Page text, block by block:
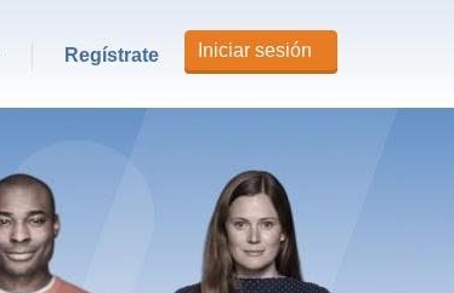
Regístrate Iniciar sesión